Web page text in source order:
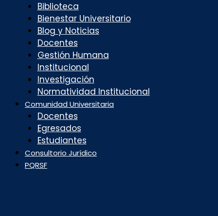
Biblioteca
Bienestar Universitario
Blog y Noticias
Docentes
Gestión Humana
Institucional
Investigación
Normatividad Institucional
Comunidad Universitaria
Docentes
Egresados
Estudiantes
Consultorio Jurídico
PQRSF